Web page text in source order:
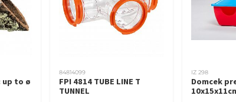
up to ø
84814099
FPI 4814 TUBE LINE T
TUNNEL
IZ 298
Domcek